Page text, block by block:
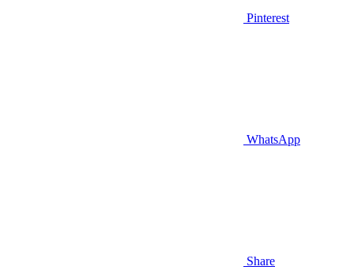
Pinterest
WhatsApp
Share